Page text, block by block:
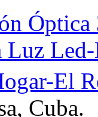
Luz
El
Cuba.